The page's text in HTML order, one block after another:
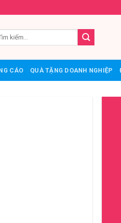
CÁO QUÀ TẶNG DOANH NGHIỆP